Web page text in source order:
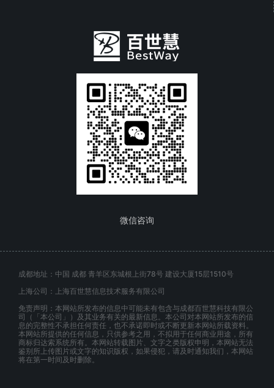
微信咨询
成都地址：中国 成都 青羊区东城根上街78号 建设大厦15层1510号
上海公司：上海百世慧信息技术服务有限公司
免责声明：本网站所发布的信息中可能未有包含与成都百世慧科技有限公
司（「本公司」）及其业务有关的最新信息。本公司对本网站所发布的信
息的完整性不承担任何责任，也不承诺即时或不断更新本网站所载资料。
本网站所提供的任何信息，只供参考之用，不拟用于任何商业用途，所有
商标归达索系统所有。本网站转载图片、文字之类版权申明，本网站无法
鉴别所上传图片或文字的知识版权，如果侵犯，请及时通知我们，本网站
将在第一时间及时删除。